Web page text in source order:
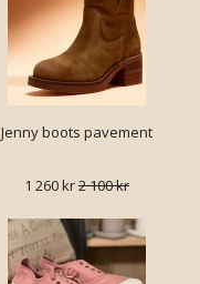
Jenny boots pavement
1 260 kr2 100 kr